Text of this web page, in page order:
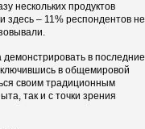
нескольких продуктов
здесь – 11% респондентов не
в последние
в общемировой
своим традиционным
так и с точки зрения